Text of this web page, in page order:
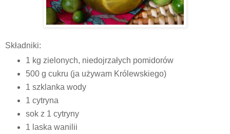
Składniki:
1 kg zielonych, niedojrzałych pomidorów
500 g cukru (ja używam Królewskiego)
1 szklanka wody
1 cytryna
sok z 1 cytryny
1 laska wanilii